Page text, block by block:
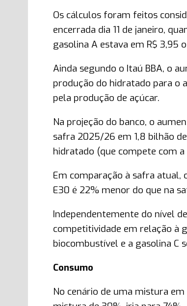
Os cálculos foram feitos
encerrada dia 11 de janeiro,
gasolina A estava em R$ 3,95
Ainda segundo o Itaú BBA, o
produção do hidratado para o
pela produção de açúcar.
Na projeção do banco, o
safra 2025/26 em 1,8 bilhão
hidratado (que compete com a
Em comparação à safra atual,
E30 é 22% menor do que na
Independentemente do nível
competitividade em relação à
biocombustível e a gasolina C
Consumo
No cenário de uma mistura